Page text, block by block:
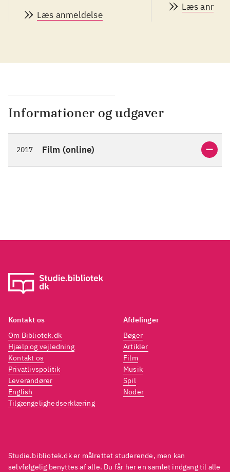
Læs anmeldelse
Læs
Informationer og udgaver
2017 Film (online)
Studie.bibliotek.dk er målrettet studerende, men kan
selvfølgelig benyttes af alle. Du får her en samlet indgang til alle
Kontakt os
Om Bibliotek.dk
Hjælp og vejledning
Kontakt os
Privatlivspolitik
Leverandører
English
Tilgængelighedserklæring
Afdelinger
Bøger
Artikler
Film
Musik
Spil
Noder